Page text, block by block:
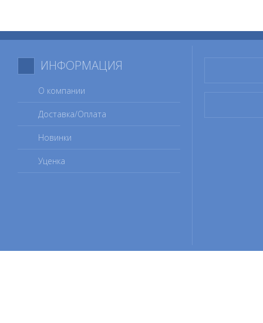
ИНФОРМАЦИЯ
О компании
Доставка/Оплата
Новинки
Уценка